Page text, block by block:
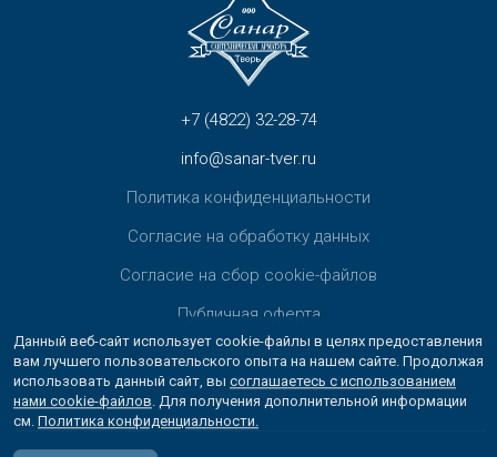
+7 (4822) 32-28-74
info@sanar-tver.ru
Политика конфиденциальности
Согласие на обработку данных
Согласие на сбор cookie-файлов
Публичная оферта
Возврат товара
Контакты
Данный веб-сайт использует cookie-файлы в целях предоставления
вам лучшего пользовательского опыта на нашем сайте. Продолжая
использовать данный сайт, вы соглашаетесь с использованием
нами cookie-файлов. Для получения дополнительной информации
см. Политика конфиденциальности.